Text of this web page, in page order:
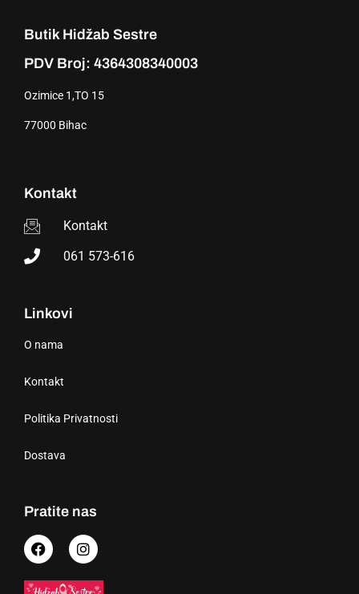
Butik Hidžab Sestre
PDV Broj: 4364308340003
Ozimice 1,TO 15
77000 Bihac
Kontakt
Kontakt
061 573-616
Linkovi
O nama
Kontakt
Politika Privatnosti
Dostava
Pratite nas